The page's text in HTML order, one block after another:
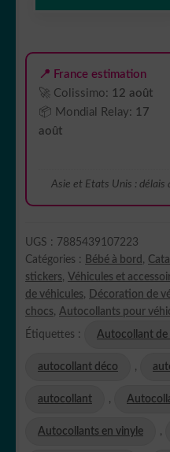
bord
mignon
📍 France estimation
🚀 Colissimo: 12 août
📦 Mondial Relay: 17
août
Asie et Etats Unis : délais
UGS : 7885439107223
Catégories :
Bébé à bord ,
stickers, Véhicules et
de véhicules, Décoration de
chocs, Autocollants pour
Étiquettes : Autocollant de
autocollant déco ,
autocollant ,
Autocollants en vinyle ,